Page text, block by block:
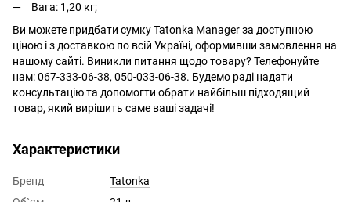
Вага: 1,20 кг;
Ви можете придбати сумку Tatonka Manager за доступною
ціною і з доставкою по всій Україні, оформивши замовлення на
нашому сайті. Виникли питання щодо товару? Телефонуйте
нам: 067-333-06-38, 050-033-06-38. Будемо раді надати
консультацію та допомогти обрати найбільш підходящий
товар, який вирішить саме ваші задачі!
Характеристики
Бренд
Tatonka